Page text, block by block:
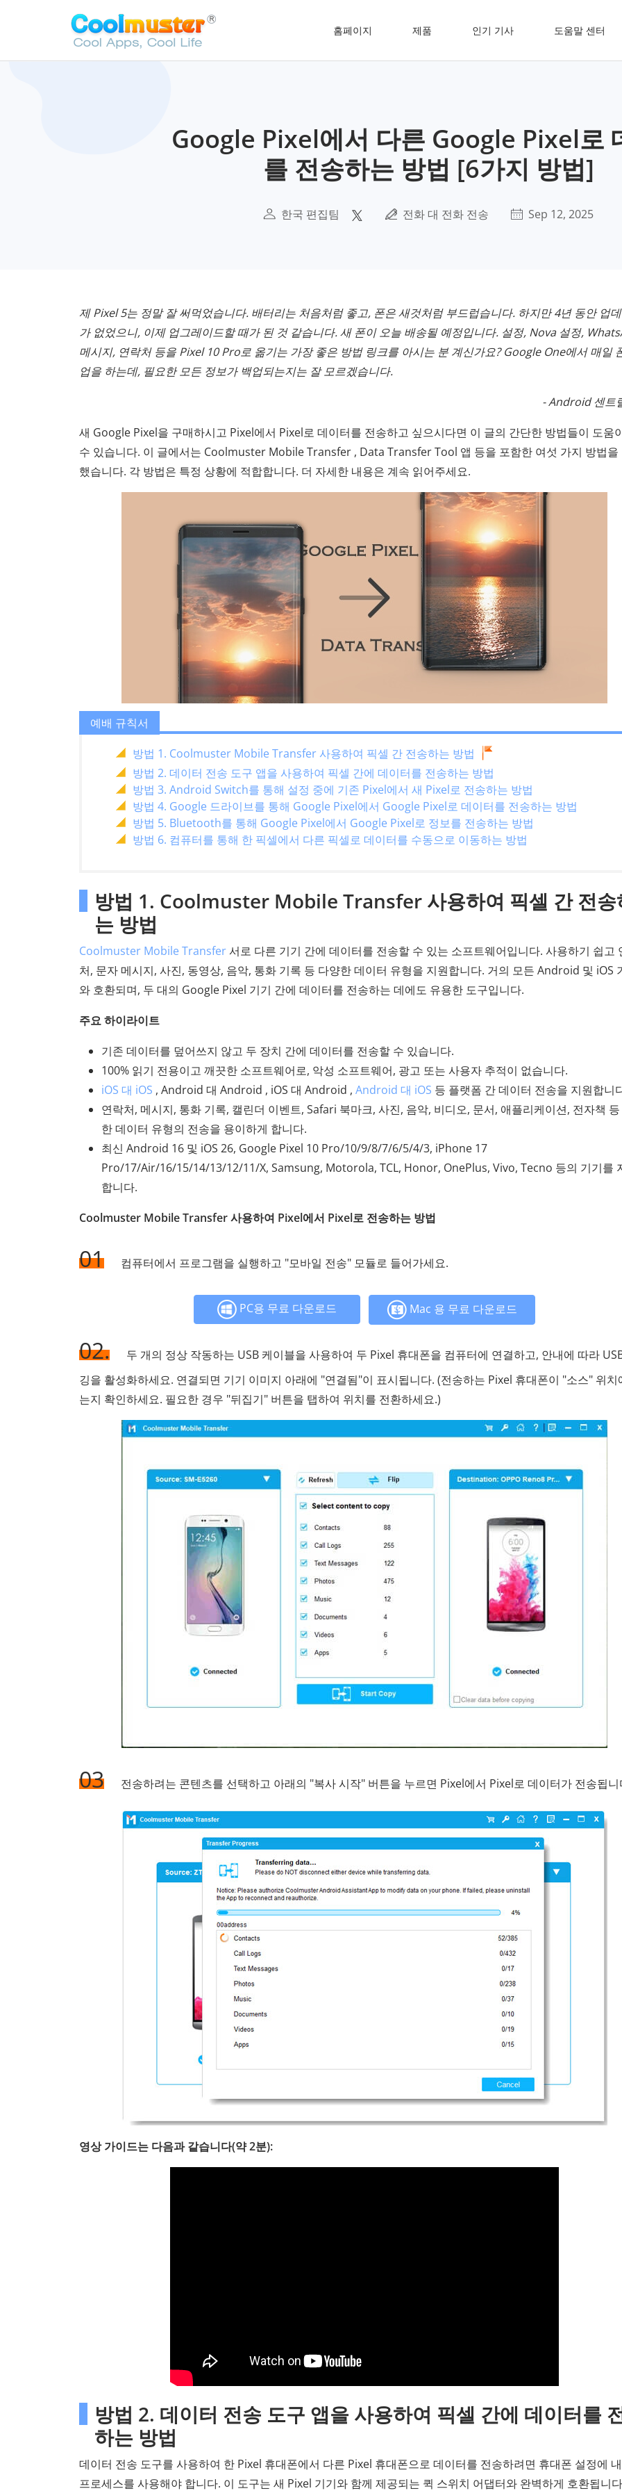
홈페이지 제품 인기 기사 도움말 센터
Google Pixel에서 다른 Google Pixel로
를 전송하는 방법 [6가지 방법]
한국 편집팀 전화 대 전화 전송 Sep 12, 2025
제 Pixel 5는 정말 잘 써먹었습니다. 배터리는 처음처럼 좋고, 폰은 새것처럼 부드럽습니다. 하지만 4년 동안 업
가 없었으니, 이제 업그레이드할 때가 된 것 같습니다. 새 폰이 오늘 배송될 예정입니다. 설정, Nova 설정,
메시지, 연락처 등을 Pixel 10 Pro로 옮기는 가장 좋은 방법 링크를 아시는 분 계신가요? Google One에서 매일
업을 하는데, 필요한 모든 정보가 백업되는지는 잘 모르겠습니다.
- Android 센트
새 Google Pixel을 구매하시고 Pixel에서 Pixel로 데이터를 전송하고 싶으시다면 이 글의 간단한 방법들이 도움
수 있습니다. 이 글에서는 Coolmuster Mobile Transfer , Data Transfer Tool 앱 등을 포함한 여섯 가지 방법을
했습니다. 각 방법은 특정 상황에 적합합니다. 더 자세한 내용은 계속 읽어주세요.
예배 규칙서
방법 1. Coolmuster Mobile Transfer 사용하여 픽셀 간 전송하는 방법
방법 2. 데이터 전송 도구 앱을 사용하여 픽셀 간에 데이터를 전송하는 방법
방법 3. Android Switch를 통해 설정 중에 기존 Pixel에서 새 Pixel로 전송하는 방법
방법 4. Google 드라이브를 통해 Google Pixel에서 Google Pixel로 데이터를 전송하는 방법
방법 5. Bluetooth를 통해 Google Pixel에서 Google Pixel로 정보를 전송하는 방법
방법 6. 컴퓨터를 통해 한 픽셀에서 다른 픽셀로 데이터를 수동으로 이동하는 방법
방법 1. Coolmuster Mobile Transfer 사용하여 픽셀 간 전송
는 방법
Coolmuster Mobile Transfer서로 다른 기기 간에 데이터를 전송할 수 있는 소프트웨어입니다. 사용하기 쉽고
처, 문자 메시지, 사진, 동영상, 음악, 통화 기록 등 다양한 데이터 유형을 지원합니다. 거의 모든 Android 및 iOS
와 호환되며, 두 대의 Google Pixel 기기 간에 데이터를 전송하는 데에도 유용한 도구입니다.
주요 하이라이트
기존 데이터를 덮어쓰지 않고 두 장치 간에 데이터를 전송할 수 있습니다.
100% 읽기 전용이고 깨끗한 소프트웨어로, 악성 소프트웨어, 광고 또는 사용자 추적이 없습니다.
iOS 대 iOS , Android 대 Android , iOS 대 Android , Android 대 iOS 등 플랫폼 간 데이터 전송을 지원합니
연락처, 메시지, 통화 기록, 캘린더 이벤트, Safari 북마크, 사진, 음악, 비디오, 문서, 애플리케이션, 전자책
한 데이터 유형의 전송을 용이하게 합니다.
최신 Android 16 및 iOS 26, Google Pixel 10 Pro/10/9/8/7/6/5/4/3, iPhone 17
Pro/17/Air/16/15/14/13/12/11/X, Samsung, Motorola, TCL, Honor, OnePlus, Vivo, Tecno 등의 기기를
합니다.
Coolmuster Mobile Transfer 사용하여 Pixel에서 Pixel로 전송하는 방법
01 컴퓨터에서 프로그램을 실행하고 "모바일 전송" 모듈로 들어가세요.
PC용 무료 다운로드 Mac 용 무료 다운로드
02.
두 개의 정상 작동하는 USB 케이블을 사용하여 두 Pixel 휴대폰을 컴퓨터에 연결하고, 안내에 따라
깅을 활성화하세요. 연결되면 기기 이미지 아래에 "연결됨"이 표시됩니다. (전송하는 Pixel 휴대폰이 "소스" 위치
는지 확인하세요. 필요한 경우 "뒤집기" 버튼을 탭하여 위치를 전환하세요.)
03 전송하려는 콘텐츠를 선택하고 아래의 "복사 시작" 버튼을 누르면 Pixel에서 Pixel로 데이터가 전송됩니
영상 가이드는 다음과 같습니다(약 2분):
방법 2. 데이터 전송 도구 앱을 사용하여 픽셀 간에 데이터를
하는 방법
데이터 전송 도구를 사용하여 한 Pixel 휴대폰에서 다른 Pixel 휴대폰으로 데이터를 전송하려면 휴대폰 설정에
프로세스를 사용해야 합니다. 이 도구는 새 Pixel 기기와 함께 제공되는 퀵 스위치 어댑터와 완벽하게 호환됩니